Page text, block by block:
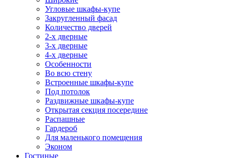
Угловые шкафы-купе
Закругленный фасад
Количество дверей
2-х дверные
3-х дверные
4-х дверные
Особенности
Во всю стену
Встроенные шкафы-купе
Под потолок
Раздвижные шкафы-купе
Открытая секция посередине
Распашные
Гардероб
Для маленького помещения
Эконом
Гостиные